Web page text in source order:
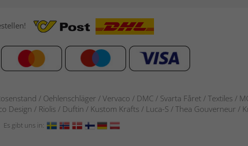
/ Oehlenschläger / Vervaco / DMC / Svarta Fåret / Textiles /
Design / Riolis / Duftin / Kustom Krafts / Luca-S / Thea Gouverneur /
Es gibt uns in: